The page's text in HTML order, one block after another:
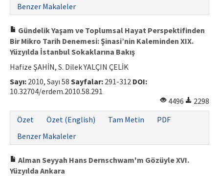
Benzer Makaleler
Gündelik Yaşam ve Toplumsal Hayat Perspektifinden
Bir Mikro Tarih Denemesi: Şinasi’nin Kaleminden XIX.
Yüzyılda İstanbul Sokaklarına Bakış
Hafize ŞAHİN, S. Dilek YALÇIN ÇELİK
Sayı: 2010, Sayı 58 Sayfalar: 291-312 DOI:
10.32704/erdem.2010.58.291
4496
2298
Özet
Özet (English) Tam Metin
PDF
Benzer Makaleler
Alman Seyyah Hans Dernschwam'm Gözüyle XVI.
Yüzyılda Ankara